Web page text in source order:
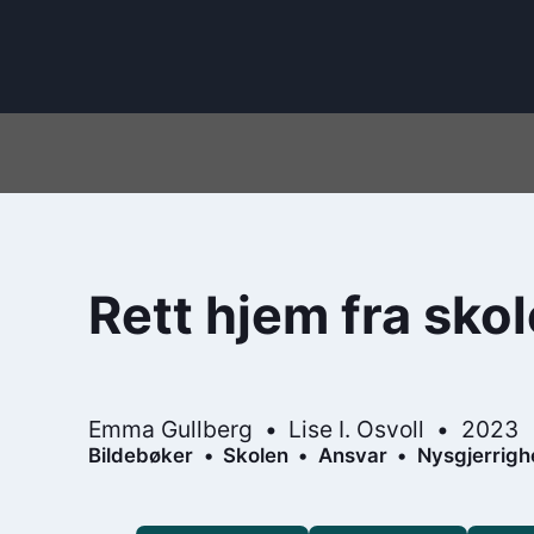
Rett hjem fra
Emma Gullberg Lise I. Osvoll 2023
Bildebøker Skolen Ansvar